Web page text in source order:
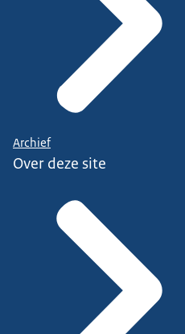
Archief
Over deze site